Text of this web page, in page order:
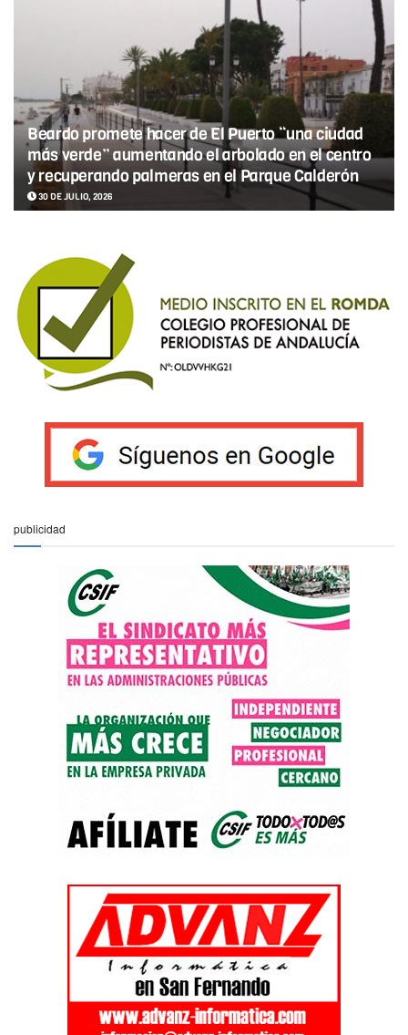
Beardo promete hacer de El Puerto “una ciudad
más verde” aumentando el arbolado en el centro
y recuperando palmeras en el Parque Calderón
30 DE JULIO, 2026
publicidad